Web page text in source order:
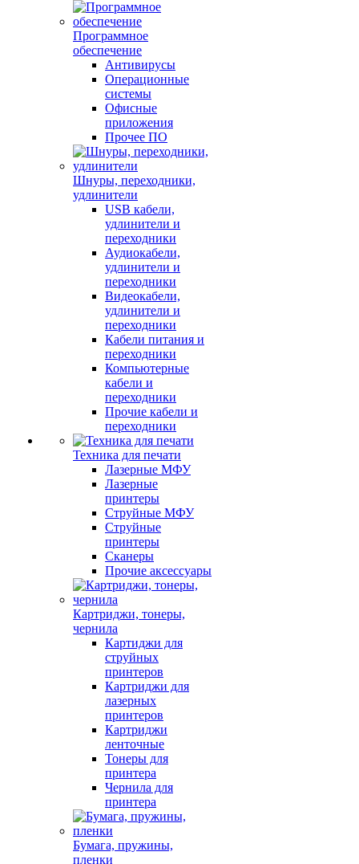
Программное
обеспечение
Антивирусы
Операционные
системы
Офисные
приложения
Прочее ПО
Шнуры, переходники,
удлинители
USB кабели,
удлинители и
переходники
Аудиокабели,
удлинители и
переходники
Видеокабели,
удлинители и
переходники
Кабели питания и
переходники
Компьютерные
кабели и
переходники
Прочие кабели и
переходники
Техника для печати
Лазерные МФУ
Лазерные
принтеры
Струйные МФУ
Струйные
принтеры
Сканеры
Прочие аксессуары
Картриджи, тонеры,
чернила
Картиджи для
струйных
принтеров
Картриджи для
лазерных
принтеров
Картриджи
ленточные
Тонеры для
принтера
Чернила для
принтера
Бумага, пружины,
пленки